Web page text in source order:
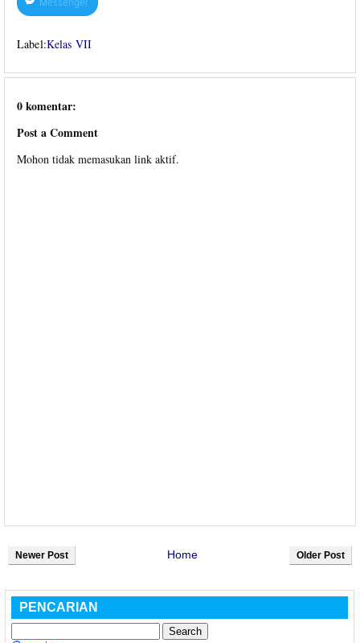
Label:Kelas VII
0 komentar:
Post a Comment
Mohon tidak memasukan link aktif.
Newer Post Older Post
Home
PENCARIAN